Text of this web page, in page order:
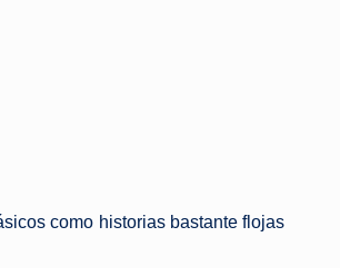
como historias bastante flojas